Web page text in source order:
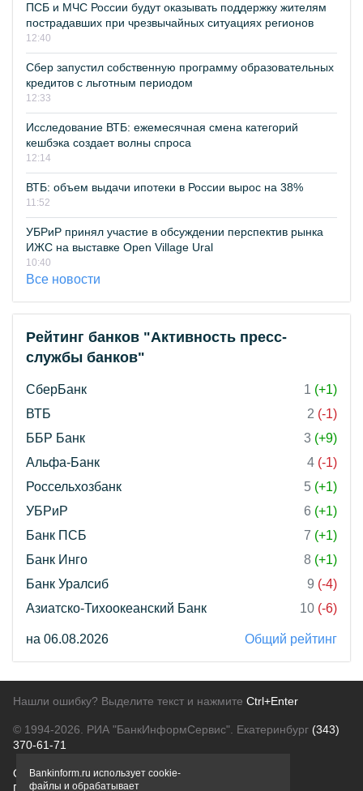
ПСБ и МЧС России будут оказывать поддержку жителям
пострадавших при чрезвычайных ситуациях регионов
12:40
Сбер запустил собственную программу образовательных
кредитов с льготным периодом
12:33
Исследование ВТБ: ежемесячная смена категорий
кешбэка создает волны спроса
12:14
ВТБ: объем выдачи ипотеки в России вырос на 38%
11:52
УБРиР принял участие в обсуждении перспектив рынка
ИЖС на выставке Open Village Ural
10:40
Все новости
Рейтинг банков "Активность пресс-
службы банков"
СберБанк 1 (+1)
ВТБ
2 (-1)
ББР Банк
3 (+9)
Альфа-Банк
4 (-1)
Россельхозбанк
5 (+1)
УБРиР
6 (+1)
Банк ПСБ
7 (+1)
Банк Инго
8 (+1)
Банк Уралсиб
9 (-4)
Азиатско-Тихоокеанский Банк
10 (-6)
на 06.08.2026 Общий рейтинг
Нашли ошибку? Выделите текст и нажмите Ctrl+Enter
© 1994-2026. РИА "БанкИнформСервис". Екатеринбург (343)
370-61-71
О проектеПолитика конфиденциальности
Bankinform.ru использует cookie-
файлы и обрабатывает